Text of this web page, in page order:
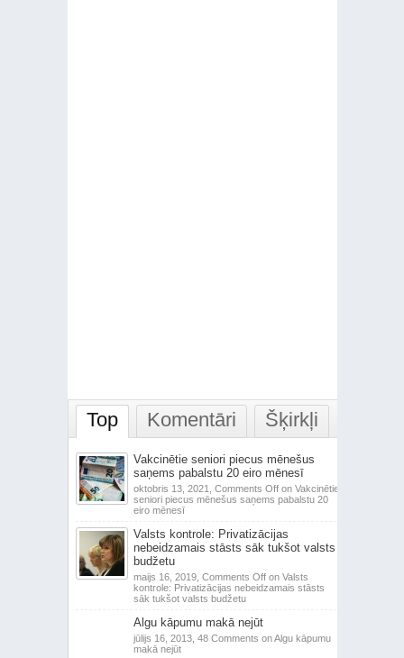
Top Komentāri Šķirkļi
Vakcinētie seniori piecus mēnešus
saņems pabalstu 20 eiro mēnesī
oktobris 13, 2021, Comments Offon Vakcinētie
seniori piecus mēnešus saņems pabalstu 20
eiro mēnesī
Valsts kontrole: Privatizācijas
nebeidzamais stāsts sāk tukšot valsts
budžetu
maijs 16, 2019, Comments Offon Valsts
kontrole: Privatizācijas nebeidzamais stāsts
sāk tukšot valsts budžetu
Algu kāpumu makā nejūt
jūlijs 16, 2013, 48 Comments on Algu kāpumu
makā nejūt